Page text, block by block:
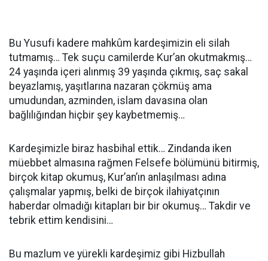
Bu Yusufi kadere mahkûm kardeşimizin eli silah
tutmamış… Tek suçu camilerde Kur’an okutmakmış…
24 yaşında içeri alınmış 39 yaşında çıkmış, saç sakal
beyazlamış, yaşıtlarına nazaran çökmüş ama
umudundan, azminden, islam davasına olan
bağlılığından hiçbir şey kaybetmemiş…
Kardeşimizle biraz hasbihal ettik… Zindanda iken
müebbet almasına rağmen Felsefe bölümünü bitirmiş,
birçok kitap okumuş, Kur’an’ın anlaşılması adına
çalışmalar yapmış, belki de birçok ilahiyatçının
haberdar olmadığı kitapları bir bir okumuş… Takdir ve
tebrik ettim kendisini…
Bu mazlum ve yürekli kardeşimiz gibi Hizbullah